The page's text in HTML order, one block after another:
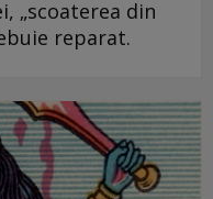
„scoaterea din
reparat.